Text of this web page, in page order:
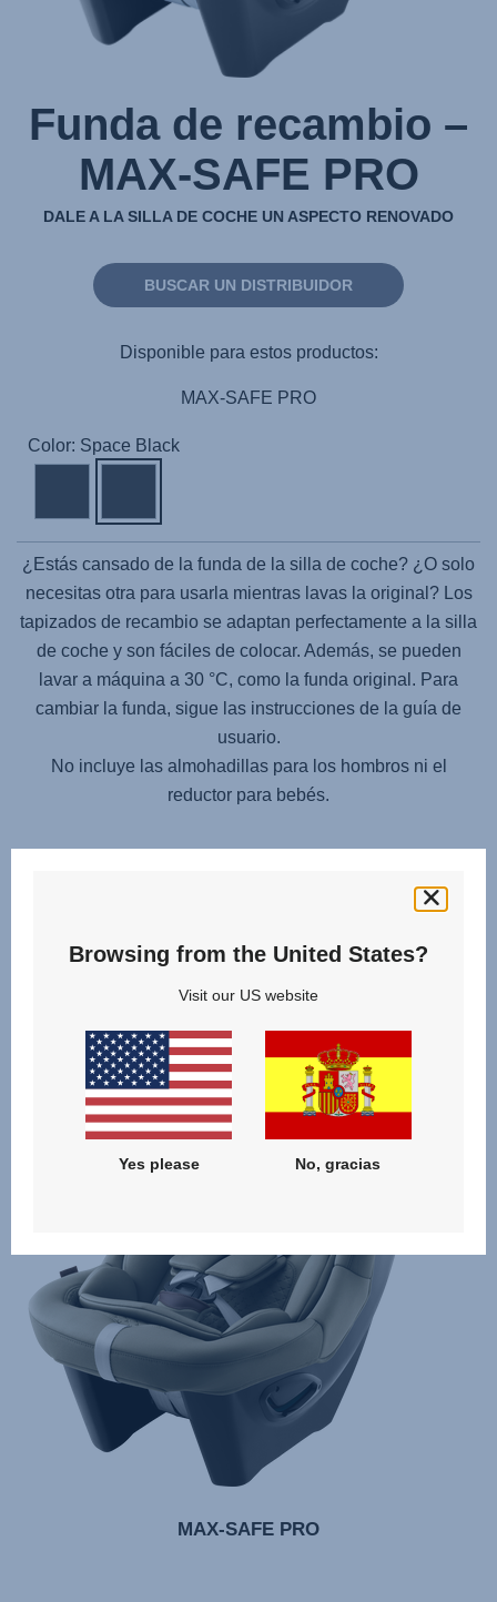
Funda de recambio –
MAX-SAFE PRO
DALE A LA SILLA DE COCHE UN ASPECTO RENOVADO
BUSCAR UN DISTRIBUIDOR
Disponible para estos productos:
MAX-SAFE PRO
Color: Space Black
¿Estás cansado de la funda de la silla de coche? ¿O solo
necesitas otra para usarla mientras lavas la original? Los
tapizados de recambio se adaptan perfectamente a la silla
de coche y son fáciles de colocar. Además, se pueden
lavar a máquina a 30 °C, como la funda original. Para
cambiar la funda, sigue las instrucciones de la guía de
usuario.
No incluye las almohadillas para los hombros ni el
reductor para bebés.
Productos relacionados
MAX-SAFE PRO
Browsing from the United States?
Visit our US website
Yes please No, gracias